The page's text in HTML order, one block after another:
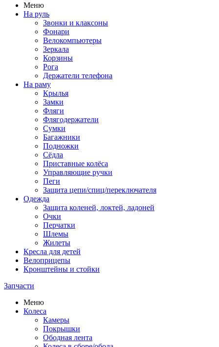
Меню
На руль
Звонки и клаксоны
Фонари
Велокомпьютеры
Зеркала
Корзины
Рога
Держатели телефона
На раму
Крылья
Замки
Фляги
Флягодержатели
Сумки
Багажники
Подножки
Сёдла
Приставные колёса
Управляющие ручки
Пеги
Защита цепи/спиц/переключателя
Одежда
Защита коленей, локтей, ладоней
Очки
Перчатки
Шлемы
Жилеты
Кресла для детей
Велоприцепы
Кронштейны и стойки
Запчасти
Меню
Колеса
Камеры
Покрышки
Ободная лента